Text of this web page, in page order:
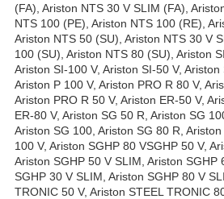
(FA), Ariston NTS 30 V SLIM (FA),
NTS 100 (PE), Ariston NTS 100 (RE),
Ariston NTS 50 (SU), Ariston NTS 30 V
100 (SU), Ariston NTS 80 (SU), Ariston
Ariston SI-100 V, Ariston SI-50 V, Ariston
Ariston P 100 V, Ariston PRO R 80 V,
Ariston PRO R 50 V, Ariston ER-50 V,
ER-80 V, Ariston SG 50 R, Ariston SG
Ariston SG 100, Ariston SG 80 R,
100 V, Ariston SGHP 80 VSGHP 50 V,
Ariston SGHP 50 V SLIM, Ariston SGHP
SGHP 30 V SLIM, Ariston SGHP 80 V
TRONIC 50 V, Ariston STEEL TRONIC